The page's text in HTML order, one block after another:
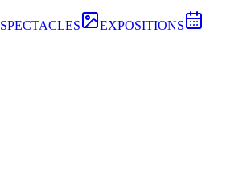
SPECTACLES
EXPOSITIONS